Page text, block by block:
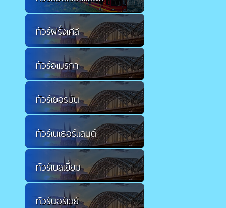
ทัวร์ฝรั่งเศส
ทัวร์อเมริกา
ทัวร์เยอรมัน
ทัวร์เนเธอร์แลนด์
ทัวร์เบลเยี่ยม
ทัวร์นอร์เวย์